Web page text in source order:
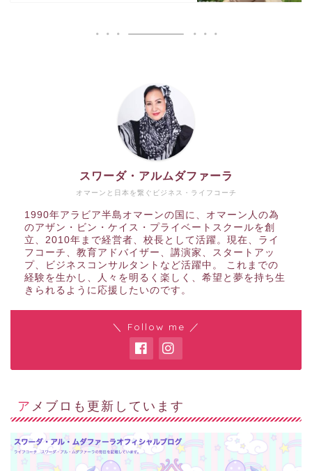
オマーンと日本を繋ぐビジネス・ライフコーチ
スワーダ・アルムダファーラ
1990年アラビア半島オマーンの国に、オマーン人の為
のアザン・ビン・ケイス・プライベートスクールを創
立、2010年まで経営者、校長として活躍。現在、ライ
フコーチ、教育アドバイザー、講演家、スタートアッ
プ、ビジネスコンサルタントなど活躍中。 これまでの
経験を生かし、人々を明るく楽しく、希望と夢を持ち生
きられるように応援したいのです。
＼ Follow me ／
アメブロも更新しています